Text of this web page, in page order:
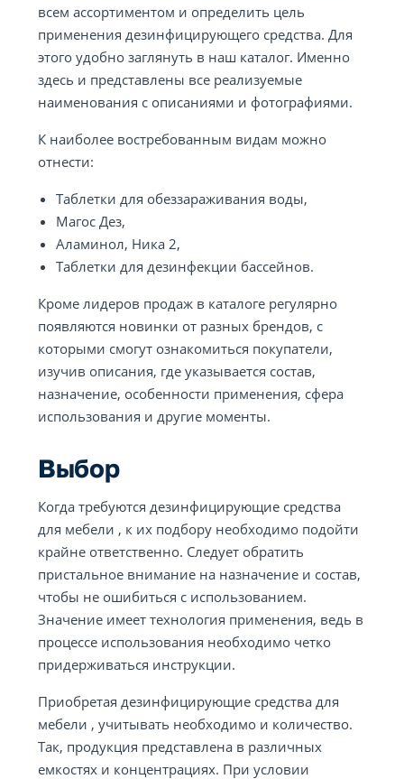
всем ассортиментом и определить цель
применения дезинфицирующего средства. Для
этого удобно заглянуть в наш каталог. Именно
здесь и представлены все реализуемые
наименования с описаниями и фотографиями.
К наиболее востребованным видам можно
отнести:
Таблетки для обеззараживания воды,
Магос Дез,
Аламинол, Ника 2,
Таблетки для дезинфекции бассейнов.
Кроме лидеров продаж в каталоге регулярно
появляются новинки от разных брендов, с
которыми смогут ознакомиться покупатели,
изучив описания, где указывается состав,
назначение, особенности применения, сфера
использования и другие моменты.
Выбор
Когда требуются дезинфицирующие средства
для мебели , к их подбору необходимо подойти
крайне ответственно. Следует обратить
пристальное внимание на назначение и состав,
чтобы не ошибиться с использованием.
Значение имеет технология применения, ведь в
процессе использования необходимо четко
придерживаться инструкции.
Приобретая дезинфицирующие средства для
мебели , учитывать необходимо и количество.
Так, продукция представлена в различных
емкостях и концентрациях. При условии